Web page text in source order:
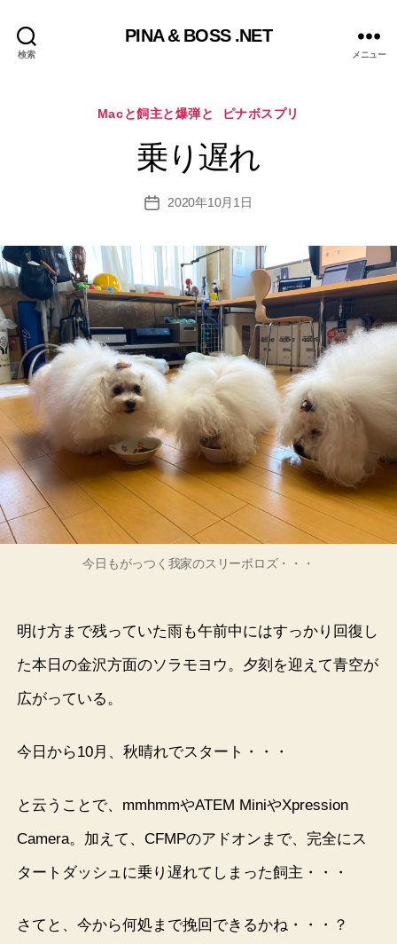
検索
PINA & BOSS .NET
メニュー
カ
ゴ
リ
Macと飼主と爆弾と ピナボスプリ
乗り遅れ
投
2020年10月1日
今日もがっつく我家のスリーボロズ・・・
明け方まで残っていた雨も午前中にはすっかり回復し
た本日の金沢方面のソラモヨウ。夕刻を迎えて青空が
広がっている。
今日から10月、秋晴れでスタート・・・
と云うことで、mmhmmやATEM MiniやXpression
Camera。加えて、CFMPのアドオンまで、完全にス
タートダッシュに乗り遅れてしまった飼主・・・
さてと、今から何処まで挽回できるかね・・・？